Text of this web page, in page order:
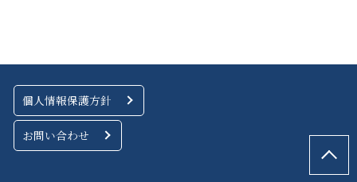
個人情報保護方針
お問い合わせ